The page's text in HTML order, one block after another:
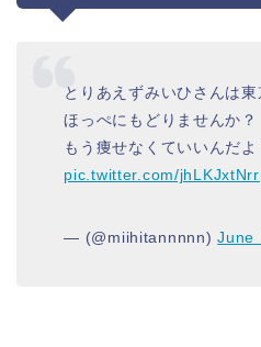
とりあえずみいひさんは
ほっぺにもどりませんか？
もう痩せなくていいんだよ
pic.twitter.com/jhLKJxtNrr
— (@miihitannnnn)June